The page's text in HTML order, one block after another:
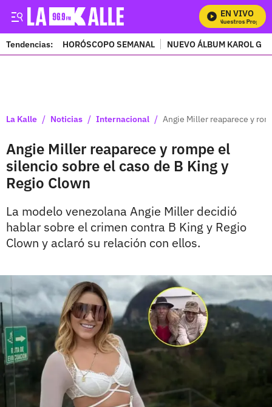
EN VIVO
Mira Todos Nuestros
Tendencias: HORÓSCOPO SEMANAL NUEVO ÁLBUM KAROL G
La Kalle / Noticias / Internacional / Angie Miller reaparece y
Angie Miller reaparece y rompe el
silencio sobre el caso de B King y
Regio Clown
La modelo venezolana Angie Miller decidió
hablar sobre el crimen contra B King y Regio
Clown y aclaró su relación con ellos.